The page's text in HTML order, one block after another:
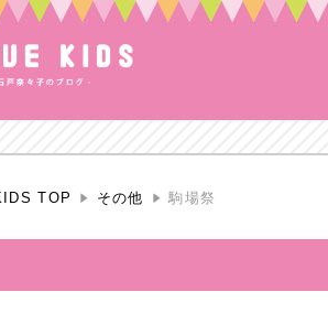
TOP その他 駒場祭